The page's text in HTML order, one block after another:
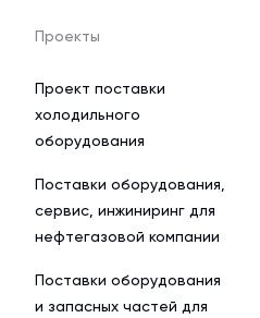
Проекты
Проект поставки
холодильного
оборудования
Поставки оборудования,
сервис, инжиниринг для
нефтегазовой компании
Поставки оборудования
и запасных частей для